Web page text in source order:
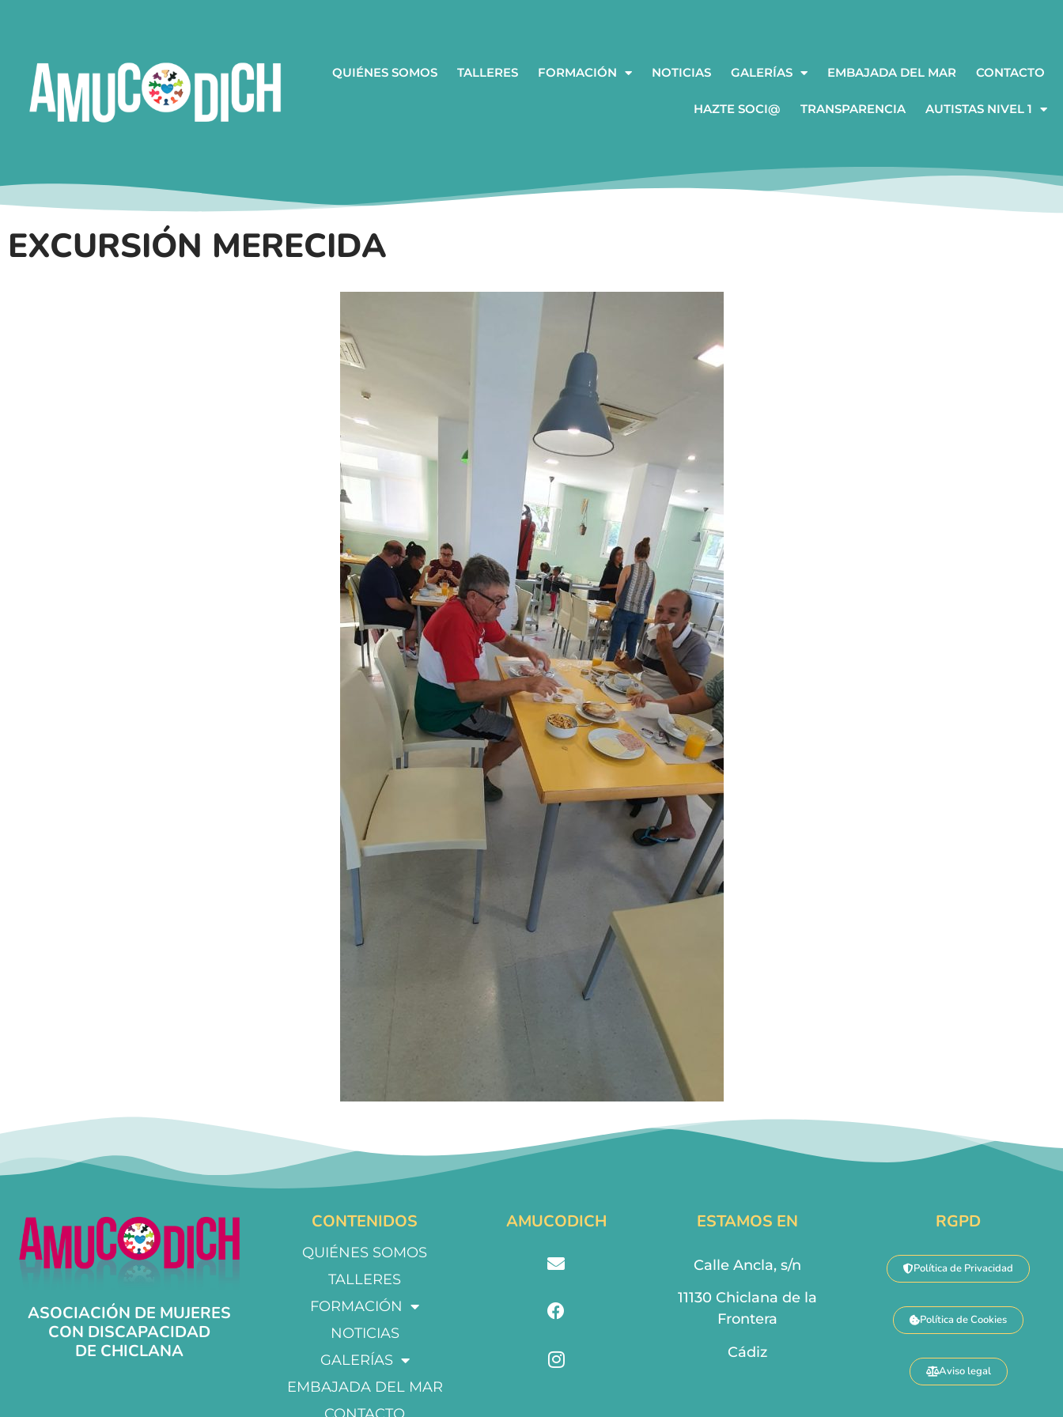
QUIÉNES SOMOS TALLERES FORMACIÓN NOTICIAS GALERÍAS EMBAJADA DEL MAR CONTACTO
HAZTE SOCI@ TRANSPARENCIA AUTISTAS NIVEL 1
EXCURSIÓN MERECIDA
ASOCIACIÓN DE MUJERES
CON DISCAPACIDAD
DE CHICLANA
CONTENIDOS
QUIÉNES SOMOS
TALLERES
FORMACIÓN
NOTICIAS
GALERÍAS
EMBAJADA DEL MAR
AMUCODICH ESTAMOS EN
Calle Ancla, s/n
11130 Chiclana de la
Frontera
Cádiz
RGPD
Política de Privacidad
Política de Cookies
Aviso legal